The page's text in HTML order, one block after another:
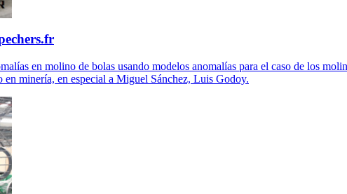
en molino de bolas usando modelos anomalías para el caso de los
minería, en especial a Miguel Sánchez, Luis Godoy.